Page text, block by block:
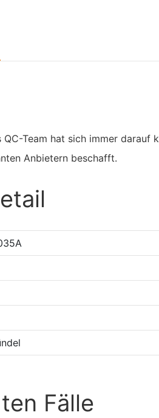
Team hat sich immer darauf
Anbietern beschafft.
Fälle